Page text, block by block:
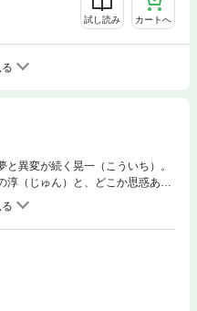
試し読み カートへ
異変が続く晃一（こういち）。
（じゅん）と、どこか思惑あり
方、淳に過剰な執着をみせる親友
）に邪魔な存在・晃一の前に現れ
は融合して!? ──晃一の中で、何